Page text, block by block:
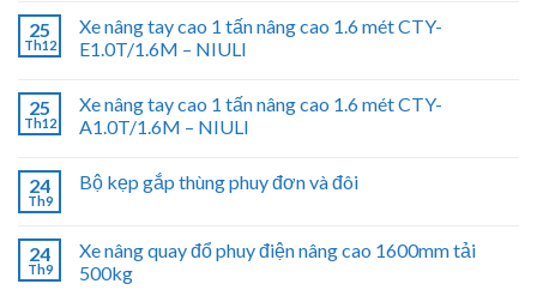
25
Th12
Xe nâng tay cao 1 tấn nâng cao 1.6 mét CTY-
E1.0T/1.6M – NIULI
25
Th12
Xe nâng tay cao 1 tấn nâng cao 1.6 mét CTY-
A1.0T/1.6M – NIULI
24
Th9
Bộ kẹp gắp thùng phuy đơn và đôi
24
Th9
Xe nâng quay đổ phuy điện nâng cao 1600mm tải
500kg